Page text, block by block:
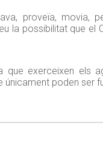
proveïa, movia,
la possibilitat que
que exerceixen els
poden ser